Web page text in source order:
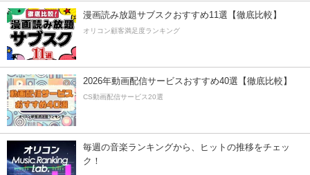
漫画読み放題サブスクおすすめ11選【徹底比較】
オリコン顧客満足度ランキング
2026年動画配信サービスおすすめ40選【徹底比較】
CS動画配信サービス20選
毎週の音楽ランキングから、ヒットの推移をチェッ
ク！